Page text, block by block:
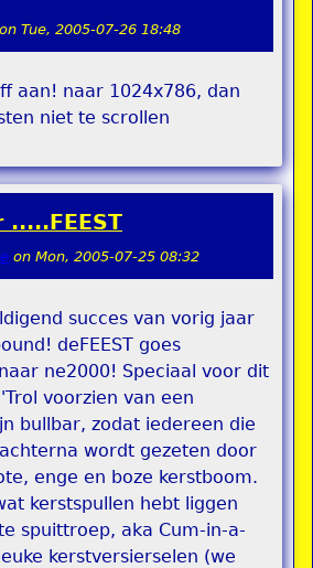
on Tue, 2005-07-26 18:48
aan! naar 1024x786, dan
niet te scrollen
on Mon, 2005-07-25 08:32
succes van vorig jaar
deFEEST goes
ne2000! Speciaal voor dit
voorzien van een
bullbar, zodat iedereen die
wordt gezeten door
enge en boze kerstboom.
kerstspullen hebt liggen
spuittroep, aka Cum-in-a-
kerstversierselen (we